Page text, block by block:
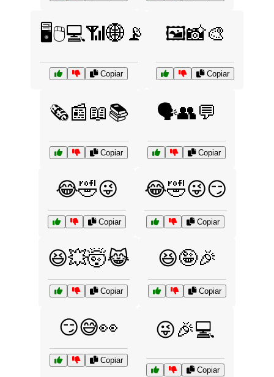
🖥️🖱️💻📶🌐📡
Copiar
🖼️📸🎨
Copiar
🗞️📰📖📚
Copiar
🗣️👥💬
Copiar
😂🤣😜
Copiar
😂🤣😜😏
Copiar
😆💥🤯😹
Copiar
😆🤪🎉
Copiar
😏😅👀
Copiar
😜🎉💻
Copiar